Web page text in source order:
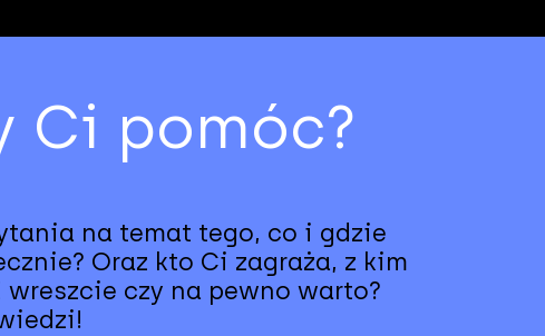
Ci pomóc?
na temat tego, co i gdzie
Oraz kto Ci zagraża, z kim
czy na pewno warto?